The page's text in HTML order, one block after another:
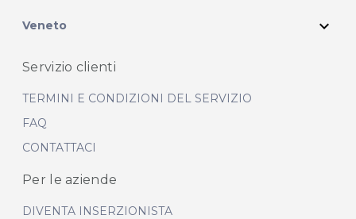
Veneto expand_more
Servizio clienti
TERMINI E CONDIZIONI DEL SERVIZIO
FAQ
CONTATTACI
Per le aziende
DIVENTA INSERZIONISTA